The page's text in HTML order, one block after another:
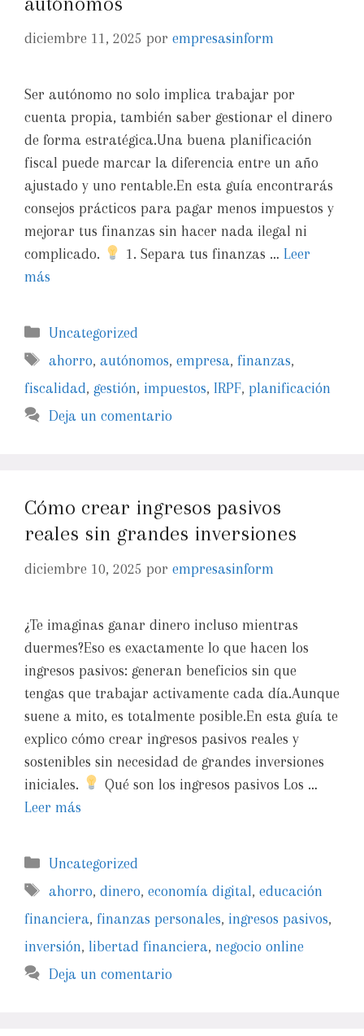
diciembre 11, 2025 por empresasinform
Ser autónomo no solo implica trabajar por
cuenta propia, también saber gestionar el dinero
de forma estratégica.Una buena planificación
fiscal puede marcar la diferencia entre un año
ajustado y uno rentable.En esta guía encontrarás
consejos prácticos para pagar menos impuestos y
mejorar tus finanzas sin hacer nada ilegal ni
complicado.
1. Separa tus finanzas … Leer
más
Uncategorized
ahorro,autónomos,empresa,finanzas,
fiscalidad, gestión, impuestos, IRPF, planificación
Deja un comentario
Cómo crear ingresos pasivos
reales sin grandes inversiones
diciembre 10, 2025 por empresasinform
¿Te imaginas ganar dinero incluso mientras
duermes?Eso es exactamente lo que hacen los
ingresos pasivos: generan beneficios sin que
tengas que trabajar activamente cada día.Aunque
suene a mito, es totalmente posible.En esta guía te
explico cómo crear ingresos pasivos reales y
sostenibles sin necesidad de grandes inversiones
iniciales.
Qué son los ingresos pasivos Los …
Leer más
Uncategorized
ahorro,dinero,economía digital,educación
financiera, finanzas personales, ingresos pasivos,
inversión, libertad financiera, negocio online
Deja un comentario